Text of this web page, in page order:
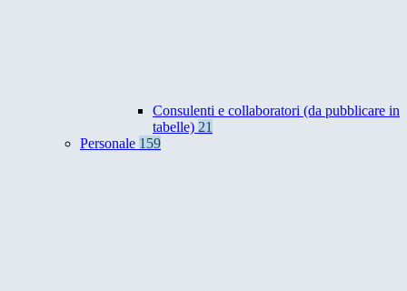
Consulenti e collaboratori (da pubblicare in
tabelle) 21
Personale 159